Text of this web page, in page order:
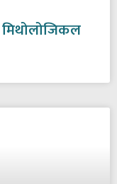
मिथोलोजिकल